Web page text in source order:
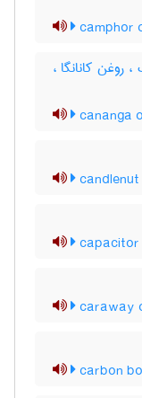
camphor
روغن کانانگا ،
cananga
caraway
carbon